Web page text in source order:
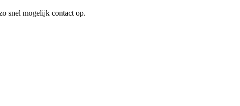
snel mogelijk contact op.